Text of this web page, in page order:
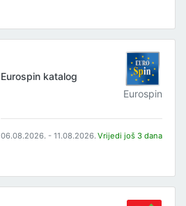
Eurospin katalog
Eurospin
06.08.2026. - 11.08.2026. Vrijedi još 3 dana